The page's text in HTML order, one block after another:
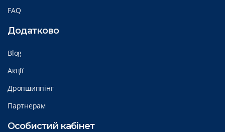
FAQ
Додатково
Blog
Акції
Дропшиппінг
Партнерам
Особистий кабінет